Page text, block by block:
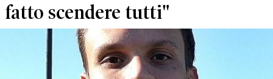
fatto scendere tutti"